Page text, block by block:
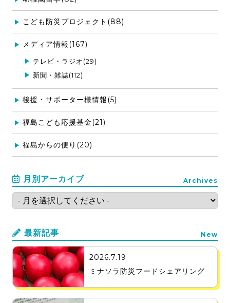
こども防災プロジェクト(88)
メディア情報(167)
テレビ・ラジオ(29)
新聞・雑誌(112)
後援・サポーター様情報(5)
福島こども応援基金(21)
福島からの便り(20)
月別アーカイブ Archives
最新記事 New
2026.7.19
ミナソラ防災フードシェアリング